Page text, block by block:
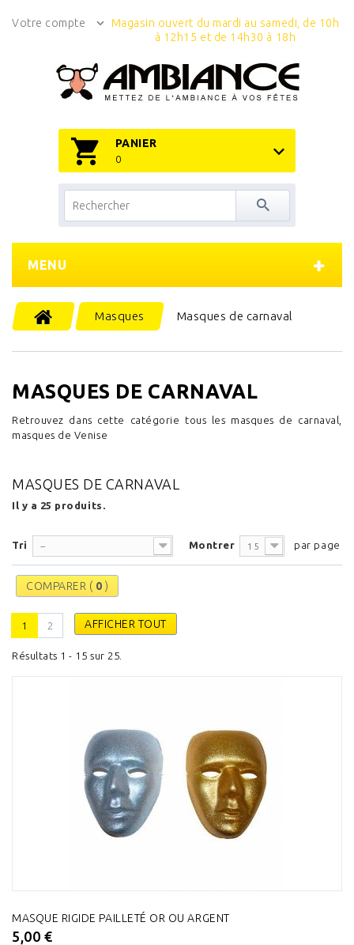
Votre compte
Magasin ouvert du mardi au samedi, de 10h
à 12h15 et de 14h30 à 18h
PANIER
0
MENU
Masques Masques de carnaval
MASQUES DE CARNAVAL
Retrouvez dans cette catégorie tous les masques de carnaval,
masques de Venise
MASQUES DE CARNAVAL
Il y a 25 produits.
Tri -- Montrer 15 par page
COMPARER ( 0 )
AFFICHER TOUT
1 2
Résultats 1 - 15 sur 25.
MASQUE RIGIDE PAILLETÉ OR OU ARGENT
5,00 €